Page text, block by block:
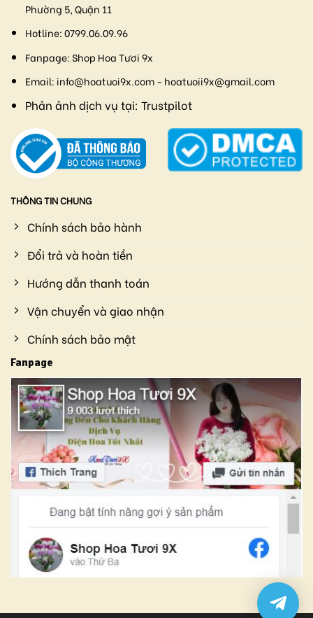
Phường 5, Quận 11
Hotline:0799.06.09.96
Fanpage:Shop Hoa Tươi 9x
Email: info@hoatuoi9x.com - hoatuoii9x@gmail.com
Phản ảnh dịch vụ tại: Trustpilot
THÔNG TIN CHUNG
Chính sách bảo hành
Đổi trả và hoàn tiền
Hướng dẫn thanh toán
Vận chuyển và giao nhận
Chính sách bảo mật
Fanpage